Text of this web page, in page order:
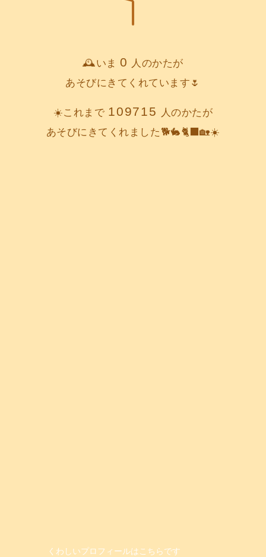
🕰️いま0
人のかたが
あそびにきてくれています🌷
☀️これまで 109715
人のかたが
あそびにきてくれました🐕️🐇🐈‍⬛🏡☀️
くわしいプロフィールはこちらです